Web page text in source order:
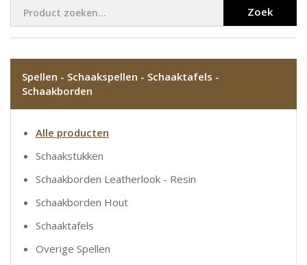
Zoek
Spellen - Schaakspellen - Schaaktafels -
Schaakborden
Alle producten
Schaakstukken
Schaakborden Leatherlook - Resin
Schaakborden Hout
Schaaktafels
Overige Spellen